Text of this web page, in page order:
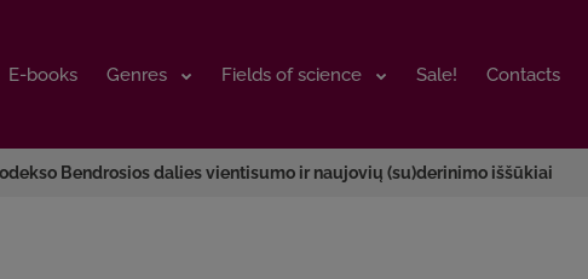
E-books Genres Fields of science Sale! Contacts
E-books Genres Fields of science Sale! Contacts
Bendrosios dalies vientisumo ir naujovių (su)derinimo iššūkiai